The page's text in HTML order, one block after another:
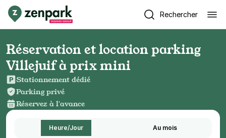
Rechercher
Réservation et location parking
Villejuif à prix mini
Stationnement dédié
Parking privé
Réservez à l'avance
Heure/Jour Au mois